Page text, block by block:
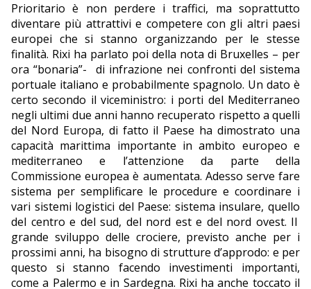
Prioritario è non perdere i traffici, ma soprattutto
diventare più attrattivi e competere con gli altri paesi
europei che si stanno organizzando per le stesse
finalità. Rixi ha parlato poi della nota di Bruxelles – per
ora “bonaria”-
di infrazione nei confronti del sistema
portuale italiano e probabilmente spagnolo. Un dato è
certo secondo il viceministro: i porti del Mediterraneo
negli ultimi due anni hanno recuperato rispetto a quelli
del Nord Europa, di fatto il Paese ha dimostrato una
capacità marittima importante in ambito europeo e
mediterraneo e l’attenzione da parte della
Commissione europea è aumentata. Adesso serve fare
sistema per semplificare le procedure e coordinare i
vari sistemi logistici del Paese: sistema insulare, quello
del centro e del sud, del nord est e del nord ovest. Il
grande sviluppo delle crociere, previsto anche per i
prossimi anni, ha bisogno di strutture d’approdo: e per
questo si stanno facendo investimenti importanti,
come a Palermo e in Sardegna. Rixi ha anche toccato il